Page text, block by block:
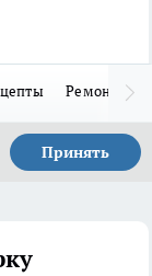
Ремонт
Принять